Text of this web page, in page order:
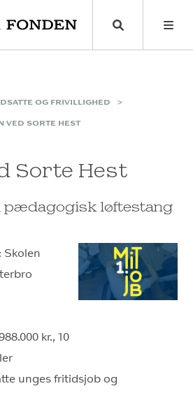
OG FRIVILLIGHED
VED SORTE HEST
Sorte Hest
pædagogisk løftestang
Skolen
kr., 10
unges fritidsjob og